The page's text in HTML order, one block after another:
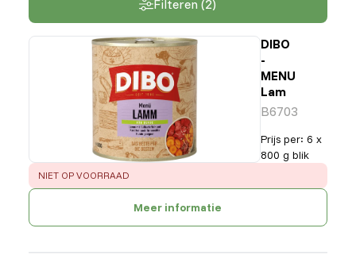
Filteren (2)
DIBO
-
MENU
Lam
B6703
Prijs per: 6 x
800 g blik
ERROR:
NIET OP VOORRAAD
Meer informatie